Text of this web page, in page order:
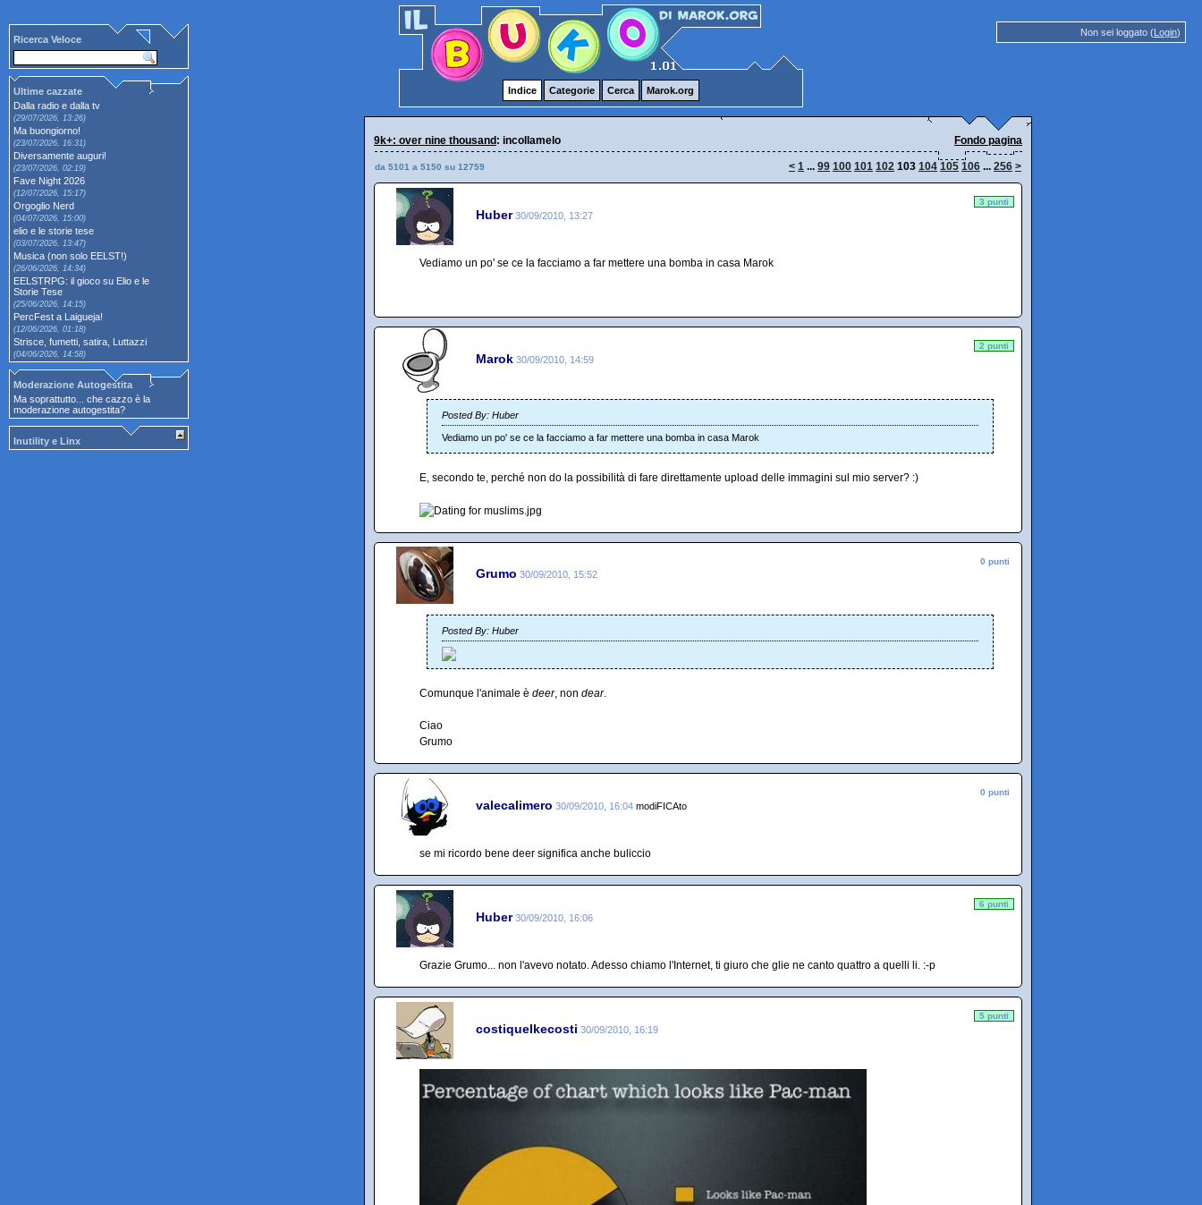
Non sei loggato (Login)
Indice Categorie Cerca Marok.org
Ricerca Veloce
Ultime cazzate
Dalla radio e dalla tv
(29/07/2026, 13:26)
Ma buongiorno!
(23/07/2026, 16:31)
Diversamente auguri!
(23/07/2026, 02:19)
Fave Night 2026
(12/07/2026, 15:17)
Orgoglio Nerd
(04/07/2026, 15:00)
elio e le storie tese
(03/07/2026, 13:47)
Musica (non solo EELST!)
(26/06/2026, 14:34)
EELSTRPG: il gioco su Elio e le
Storie Tese
(25/06/2026, 14:15)
PercFest a Laigueja!
(12/06/2026, 01:18)
Strisce, fumetti, satira, Luttazzi
(04/06/2026, 14:58)
Moderazione Autogestita
Ma soprattutto... che cazzo è la
moderazione autogestita?
Inutility e Linx
9k+: over nine thousand : incollamelo Fondo pagina
da 5101 a 5150 su 12759 < 1 ... 99 100 101 102 103 104 105 106 ... 256 >
Huber 30/09/2010, 13:27
3 punti
Vediamo un po' se ce la facciamo a far mettere una bomba in casa Marok
Marok 30/09/2010, 14:59
2 punti
Posted By: Huber
Vediamo un po' se ce la facciamo a far mettere una bomba in casa Marok
E, secondo te, perché non do la possibilità di fare direttamente upload delle immagini sul mio server? :)
Grumo 30/09/2010, 15:52
0 punti
Posted By: Huber
Comunque l'animale è deer, non dear.
Ciao
Grumo
valecalimero 30/09/2010, 16:04 modiFICAto
0 punti
se mi ricordo bene deer significa anche buliccio
Huber 30/09/2010, 16:06
6 punti
Grazie Grumo... non l'avevo notato. Adesso chiamo l'Internet, ti giuro che glie ne canto quattro a quelli li. :-p
costiquelkecosti 30/09/2010, 16:19
5 punti